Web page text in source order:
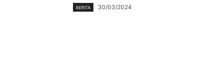
BERITA 30/03/2024